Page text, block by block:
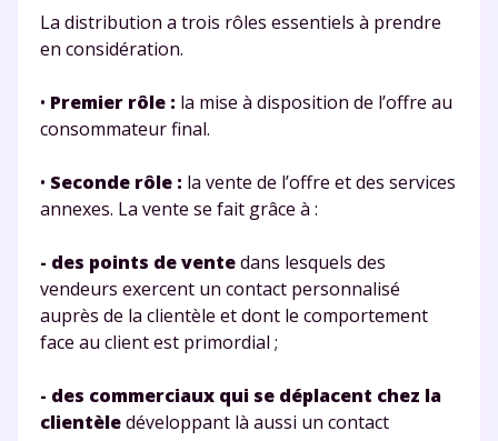
La distribution a trois rôles essentiels à prendre
en considération.
• Premier rôle : la mise à disposition de l’offre au
consommateur final.
• Seconde rôle : la vente de l’offre et des services
annexes. La vente se fait grâce à :
- des points de ventedans lesquels des
vendeurs exercent un contact personnalisé
auprès de la clientèle et dont le comportement
face au client est primordial ;
- des commerciaux qui se déplacent chez la
clientèledéveloppant là aussi un contact